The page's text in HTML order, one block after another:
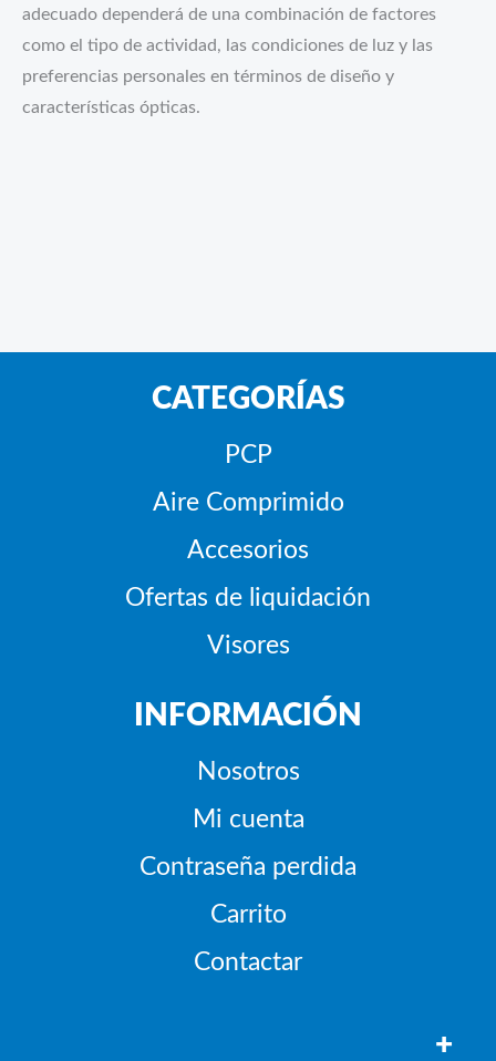
adecuado dependerá de una combinación de factores
como el tipo de actividad, las condiciones de luz y las
preferencias personales en términos de diseño y
características ópticas.
CATEGORÍAS
PCP
Aire Comprimido
Accesorios
Ofertas de liquidación
Visores
INFORMACIÓN
Nosotros
Mi cuenta
Contraseña perdida
Carrito
Contactar
+